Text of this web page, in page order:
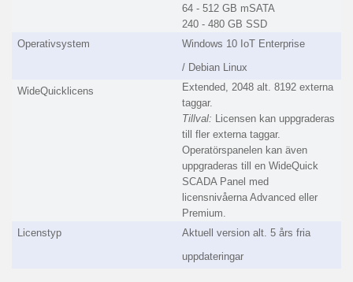
64 - 512 GB mSATA
240 - 480 GB SSD
Operativsystem
Windows 10 IoT Enterprise
/ Debian Linux
WideQuicklicens
Extended, 2048 alt. 8192 externa
taggar.
Tillval: Licensen kan uppgraderas
till fler externa taggar.
Operatörspanelen kan även
uppgraderas till en WideQuick
SCADA Panel med
licensnivåerna Advanced eller
Premium.
Licenstyp
Aktuell version alt. 5 års fria
uppdateringar